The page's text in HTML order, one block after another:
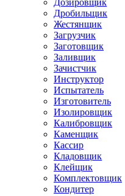
Дозировщик
Дробильщик
Жестянщик
Загрузчик
Заготовщик
Заливщик
Зачистчик
Инструктор
Испытатель
Изготовитель
Изолировщик
Калибровщик
Каменщик
Кассир
Кладовщик
Клейщик
Комплектовщик
Кондитер